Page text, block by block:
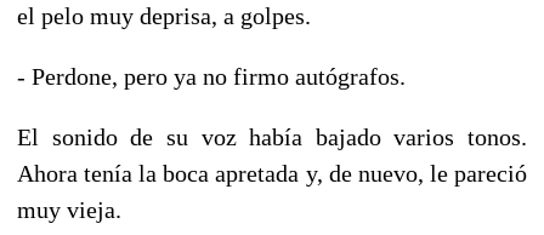
el pelo muy deprisa, a golpes.
- Perdone, pero ya no firmo autógrafos.
El sonido de su voz había bajado varios tonos.
Ahora tenía la boca apretada y, de nuevo, le pareció
muy vieja.